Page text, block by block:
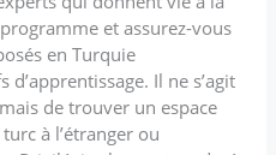
et assurez-vous
en Turquie
Il ne s’agit
de trouver un espace
à l’étranger ou